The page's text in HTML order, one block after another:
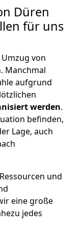
Düren
für uns
von
Manchmal
aufgrund
werden.
befinden,
Lage, auch
und
eine große
jedes